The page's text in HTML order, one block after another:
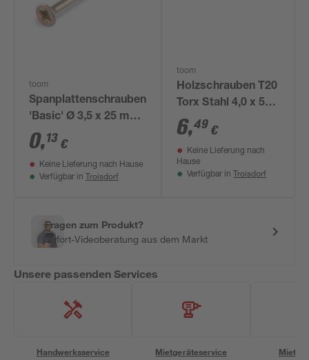
toom
Spanplattenschrauben
'Basic' Ø 3,5 x 25 mm
PZ
0,13 €
Keine Lieferung nach Hause
Verfügbar in Troisdorf
toom
Holzschrauben T20
Torx Stahl 4,0 x 50
mm 50 Stück
6,49 €
Keine Lieferung nach
Hause
Verfügbar in Troisdorf
Fragen zum Produkt?
Sofort-Videoberatung aus dem Markt
Unsere passenden Services
Handwerksservice Mietgeräteservice